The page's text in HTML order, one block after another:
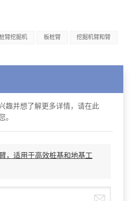
臂挖掘机 板桩臂
挖掘机臂和臂
趣并想了解更多详情，请在此
，适用于高效桩基和地基工